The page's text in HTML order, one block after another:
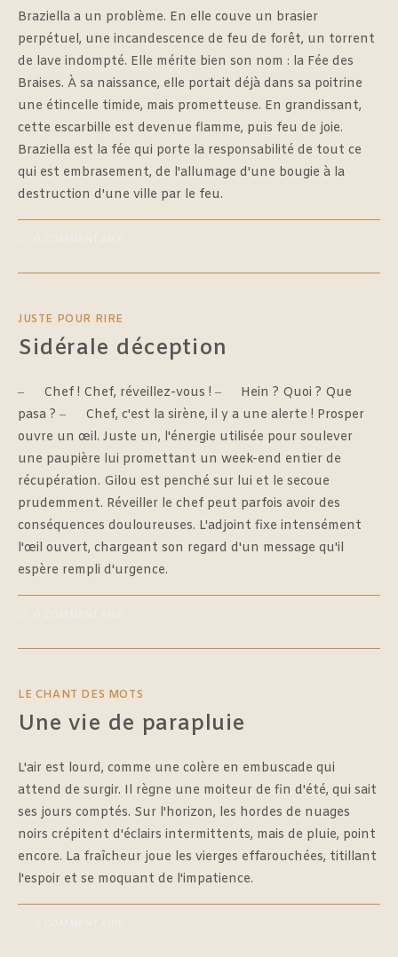
Braziella a un problème. En elle couve un brasier
perpétuel, une incandescence de feu de forêt, un torrent
de lave indompté. Elle mérite bien son nom : la Fée des
Braises. À sa naissance, elle portait déjà dans sa poitrine
une étincelle timide, mais prometteuse. En grandissant,
cette escarbille est devenue flamme, puis feu de joie.
Braziella est la fée qui porte la responsabilité de tout ce
qui est embrasement, de l'allumage d'une bougie à la
destruction d'une ville par le feu.
JUSTE POUR RIRE
Sidérale déception
‒ Chef ! Chef, réveillez-vous ! ‒ Hein ? Quoi ? Que
pasa ? ‒ Chef, c'est la sirène, il y a une alerte ! Prosper
ouvre un œil. Juste un, l'énergie utilisée pour soulever
une paupière lui promettant un week-end entier de
récupération. Gilou est penché sur lui et le secoue
prudemment. Réveiller le chef peut parfois avoir des
conséquences douloureuses. L'adjoint fixe intensément
l'œil ouvert, chargeant son regard d'un message qu'il
espère rempli d'urgence.
LE CHANT DES MOTS
Une vie de parapluie
L'air est lourd, comme une colère en embuscade qui
attend de surgir. Il règne une moiteur de fin d'été, qui sait
ses jours comptés. Sur l'horizon, les hordes de nuages
noirs crépitent d'éclairs intermittents, mais de pluie, point
encore. La fraîcheur joue les vierges effarouchées, titillant
l'espoir et se moquant de l'impatience.